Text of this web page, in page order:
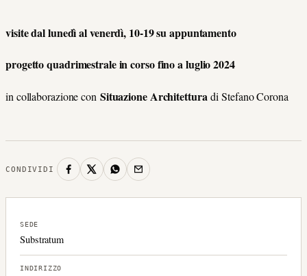
visite dal lunedì al venerdì, 10-19 su appuntamento
progetto quadrimestrale in corso fino a luglio 2024
in collaborazione con Situazione Architetturadi Stefano Corona
CONDIVIDI
SEDE
Substratum
INDIRIZZO